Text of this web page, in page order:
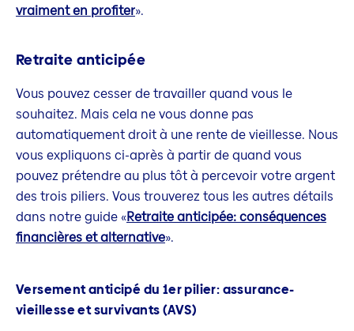
vraiment en profiter».
Retraite anticipée
Vous pouvez cesser de travailler quand vous le
souhaitez. Mais cela ne vous donne pas
automatiquement droit à une rente de vieillesse. Nous
vous expliquons ci-après à partir de quand vous
pouvez prétendre au plus tôt à percevoir votre argent
des trois piliers. Vous trouverez tous les autres détails
dans notre guide «Retraite anticipée: conséquences
financières et alternative».
Versement anticipé du 1er pilier: assurance-
vieillesse et survivants (AVS)